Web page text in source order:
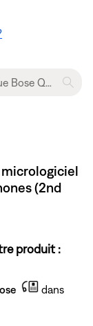
(2nd
produit :
dans